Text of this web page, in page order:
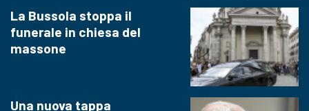
La Bussola stoppa il
funerale in chiesa del
massone
Una nuova tappa